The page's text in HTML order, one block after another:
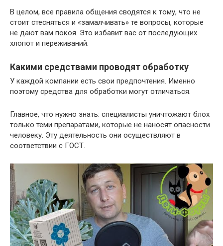
В целом, все правила общения сводятся к тому, что не
стоит стесняться и «замалчивать» те вопросы, которые
не дают вам покоя. Это избавит вас от последующих
хлопот и переживаний.
Какими средствами проводят обработку
У каждой компании есть свои предпочтения. Именно
поэтому средства для обработки могут отличаться.
Главное, что нужно знать: специалисты уничтожают блох
только теми препаратами, которые не наносят опасности
человеку. Эту деятельность они осуществляют в
соответствии с ГОСТ.